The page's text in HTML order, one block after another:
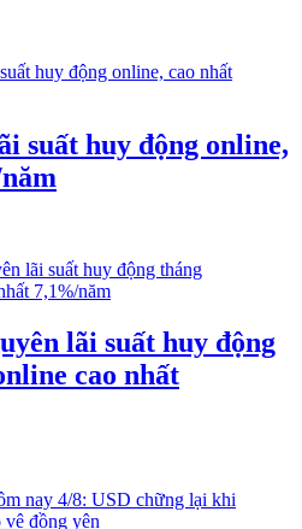
suất huy động online,
lãi suất huy động
cao nhất